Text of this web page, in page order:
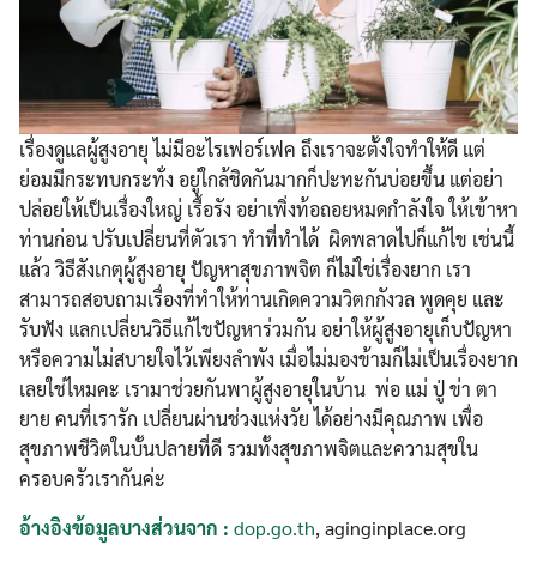
Search
for:
Search
เรื่องดูแลผู้สูงอายุ ไม่มีอะไรเฟอร์เฟค ถึงเราจะตั้งใจทำให้ดี แต่
ย่อมมีกระทบกระทั่ง อยู่ใกล้ชิดกันมากก็ปะทะกันบ่อยขึ้น แต่อย่า
ปล่อยให้เป็นเรื่องใหญ่ เรื้อรัง อย่าเพิ่งท้อถอยหมดกำลังใจ ให้เข้าหา
ท่านก่อน ปรับเปลี่ยนที่ตัวเรา ทำที่ทำได้ ผิดพลาดไปก็แก้ไข เช่นนี้
แล้ว วิธีสังเกตุผู้สูงอายุ ปัญหาสุขภาพจิต ก็ไม่ใช่เรื่องยาก เรา
สามารถสอบถามเรื่องที่ทำให้ท่านเกิดความวิตกกังวล พูดคุย และ
รับฟัง แลกเปลี่ยนวิธีแก้ไขปัญหาร่วมกัน อย่าให้ผู้สูงอายุเก็บปัญหา
หรือความไม่สบายใจไว้เพียงลำพัง เมื่อไม่มองข้ามก็ไม่เป็นเรื่องยาก
เลยใช่ไหมคะ เรามาช่วยกันพาผู้สูงอายุในบ้าน พ่อ แม่ ปู่ ข่า ตา
ยาย คนที่เรารัก เปลี่ยนผ่านช่วงแห่งวัย ได้อย่างมีคุณภาพ เพื่อ
สุขภาพชีวิตในบั้นปลายที่ดี รวมทั้งสุขภาพจิตและความสุขใน
ครอบครัวเรากันค่ะ
อ้างอิงข้อมูลบางส่วนจาก : dop.go.th, aginginplace.org